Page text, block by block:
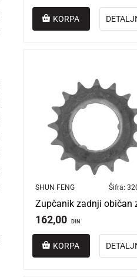
KORPA
SHUN FENG Šifra:
Zupčanik zadnji običan
162,00 DIN
KORPA